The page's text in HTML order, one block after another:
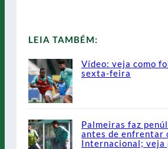
LEIA TAMBÉM:
Vídeo: veja como
sexta-feira
Palmeiras faz
antes de enfrentar
Internacional; veja